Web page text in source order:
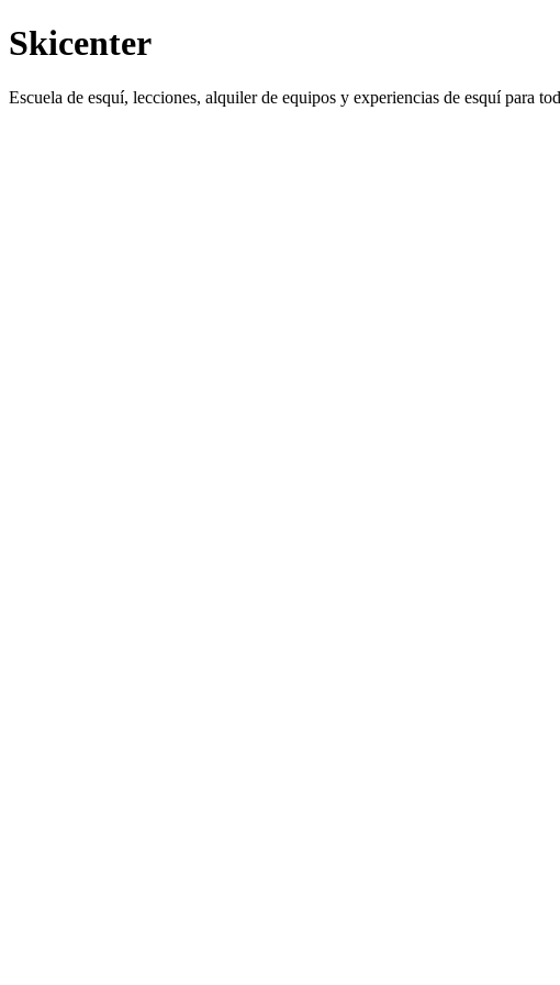
Skicenter
Escuela de esquí, lecciones, alquiler de equipos y experiencias de esquí para